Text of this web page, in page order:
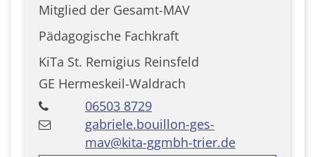
Mitglied der Gesamt-MAV
Pädagogische Fachkraft
KiTa St. Remigius Reinsfeld
GE Hermeskeil-Waldrach
06503 8729
gabriele.bouillon-ges-
mav@kita-ggmbh-trier.de